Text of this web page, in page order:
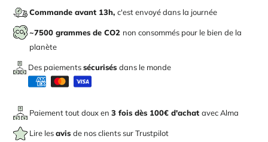
Commande avant 13h, c'est envoyé dans la journée
~7500 grammes de CO2 non consommés pour le bien de la
planète
Des paiementssécurisés dans le monde
Paiement tout doux en 3 fois dès 100€ d'achat avecAlma
Lire lesavis de nos clients sur Trustpilot